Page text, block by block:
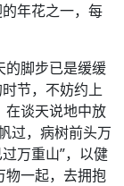
年花之一，每
的脚步已是缓缓
节，不妨约上
在谈天说地中放
过，病树前头万
万重山”，以健
物一起，去拥抱